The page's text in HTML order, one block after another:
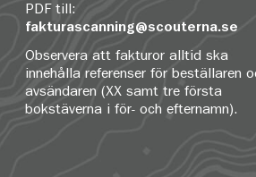
PDF till:
fakturascanning@scouterna.se
Observera att fakturor alltid ska
innehålla referenser för beställaren
avsändaren (XX samt tre första
bokstäverna i för- och efternamn).